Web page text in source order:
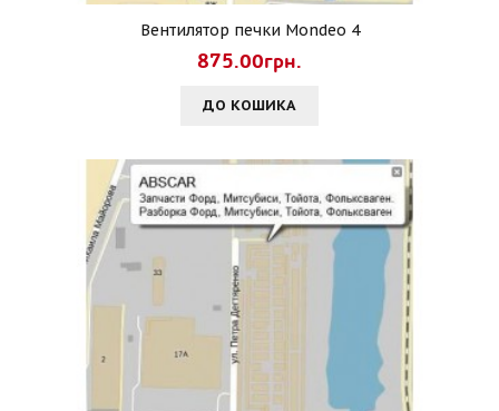
Вентилятор печки Mondeo 4
875.00грн.
ДО КОШИКА